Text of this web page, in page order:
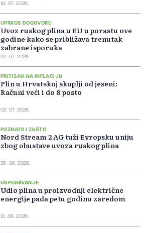
10. 07. 2026.
UPRKOS DOGOVORU
Uvoz ruskog plina u EU u porastu ove
godine kako se približava trenutak
zabrane isporuka
02. 07. 2026.
PRITISAK NA INFLACIJU
Plin u Hrvatskoj skuplji od jeseni:
Računi veći i do 8 posto
02. 07. 2026.
POZNATO I ZAŠTO
Nord Stream 2 AG tuži Evropsku uniju
zbog obustave uvoza ruskog plina
26. 06. 2026.
USPORAVANJE
Udio plina u proizvodnji električne
energije pada petu godinu zaredom
21. 06. 2026.